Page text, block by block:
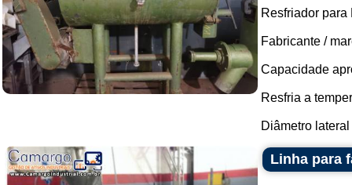
Resfriador
Fabricante /
Capacidade
Resfria a
Diâmetro
Linha para